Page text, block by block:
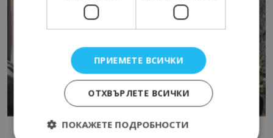
ПРИЕМЕТЕ ВСИЧКИ
ОТХВЪРЛЕТЕ ВСИЧКИ
ПОКАЖЕТЕ ПОДРОБНОСТИ